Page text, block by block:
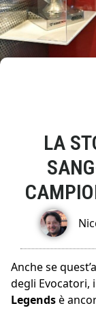
LA
Anche se
degli
Legendsè